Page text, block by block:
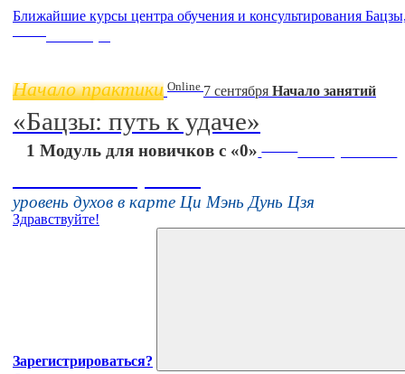
Ближайшие курсы центра обучения и консультирования
Начало практики Online 7 сентября Начало занятий
«Бацзы: путь к удаче»
1 Модуль для новичков с «0» 16 августа 11:00
уровень духов в карте Ци Мэнь Дунь Цзя
Здравствуйте!
Зарегистрироваться?